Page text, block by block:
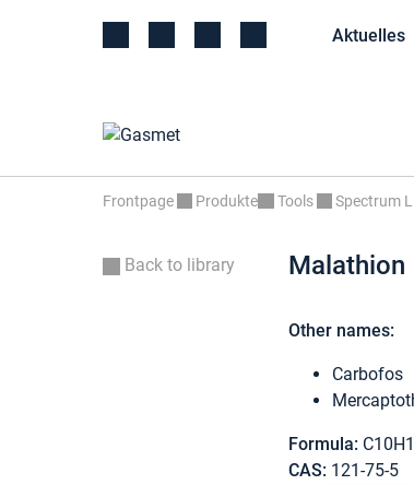
Aktuelles
Frontpage Produkte Tools Spectrum
Back to library Malathion
Other names:
Carbofos
Formula:
CAS: 121-75-5